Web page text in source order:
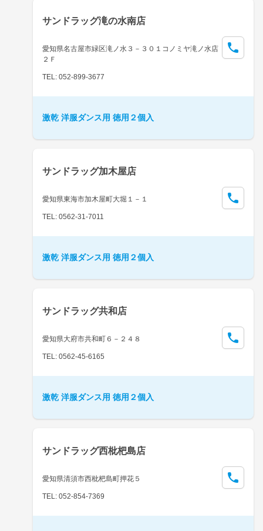
サンドラッグ滝の水南店
愛知県名古屋市緑区滝ノ水３－３０１コノミヤ滝ノ水店
２Ｆ
TEL: 052-899-3677
激乾 洋服ダンス用 徳用２個入
サンドラッグ加木屋店
愛知県東海市加木屋町大堀１－１
TEL: 0562-31-7011
激乾 洋服ダンス用 徳用２個入
サンドラッグ共和店
愛知県大府市共和町６－２４８
TEL: 0562-45-6165
激乾 洋服ダンス用 徳用２個入
サンドラッグ西枇杷島店
愛知県清須市西枇杷島町押花５
TEL: 052-854-7369